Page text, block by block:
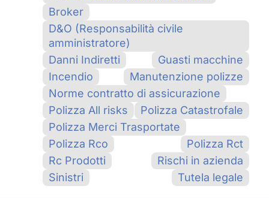
Broker
D&O (Responsabilità civile
amministratore)
Danni Indiretti
Guasti macchine
Incendio
Manutenzione polizze
Norme contratto di assicurazione
Polizza All risks
Polizza Catastrofale
Polizza Merci Trasportate
Polizza Rco
Polizza Rct
Rc Prodotti
Rischi in azienda
Sinistri
Tutela legale